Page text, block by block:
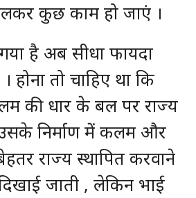
कुछ काम हो जाएं ।
है अब सीधा फायदा
होना तो चाहिए था कि
की धार के बल पर राज्य
उसके निर्माण में कलम और
राज्य स्थापित करवाने
जाती , लेकिन भाई